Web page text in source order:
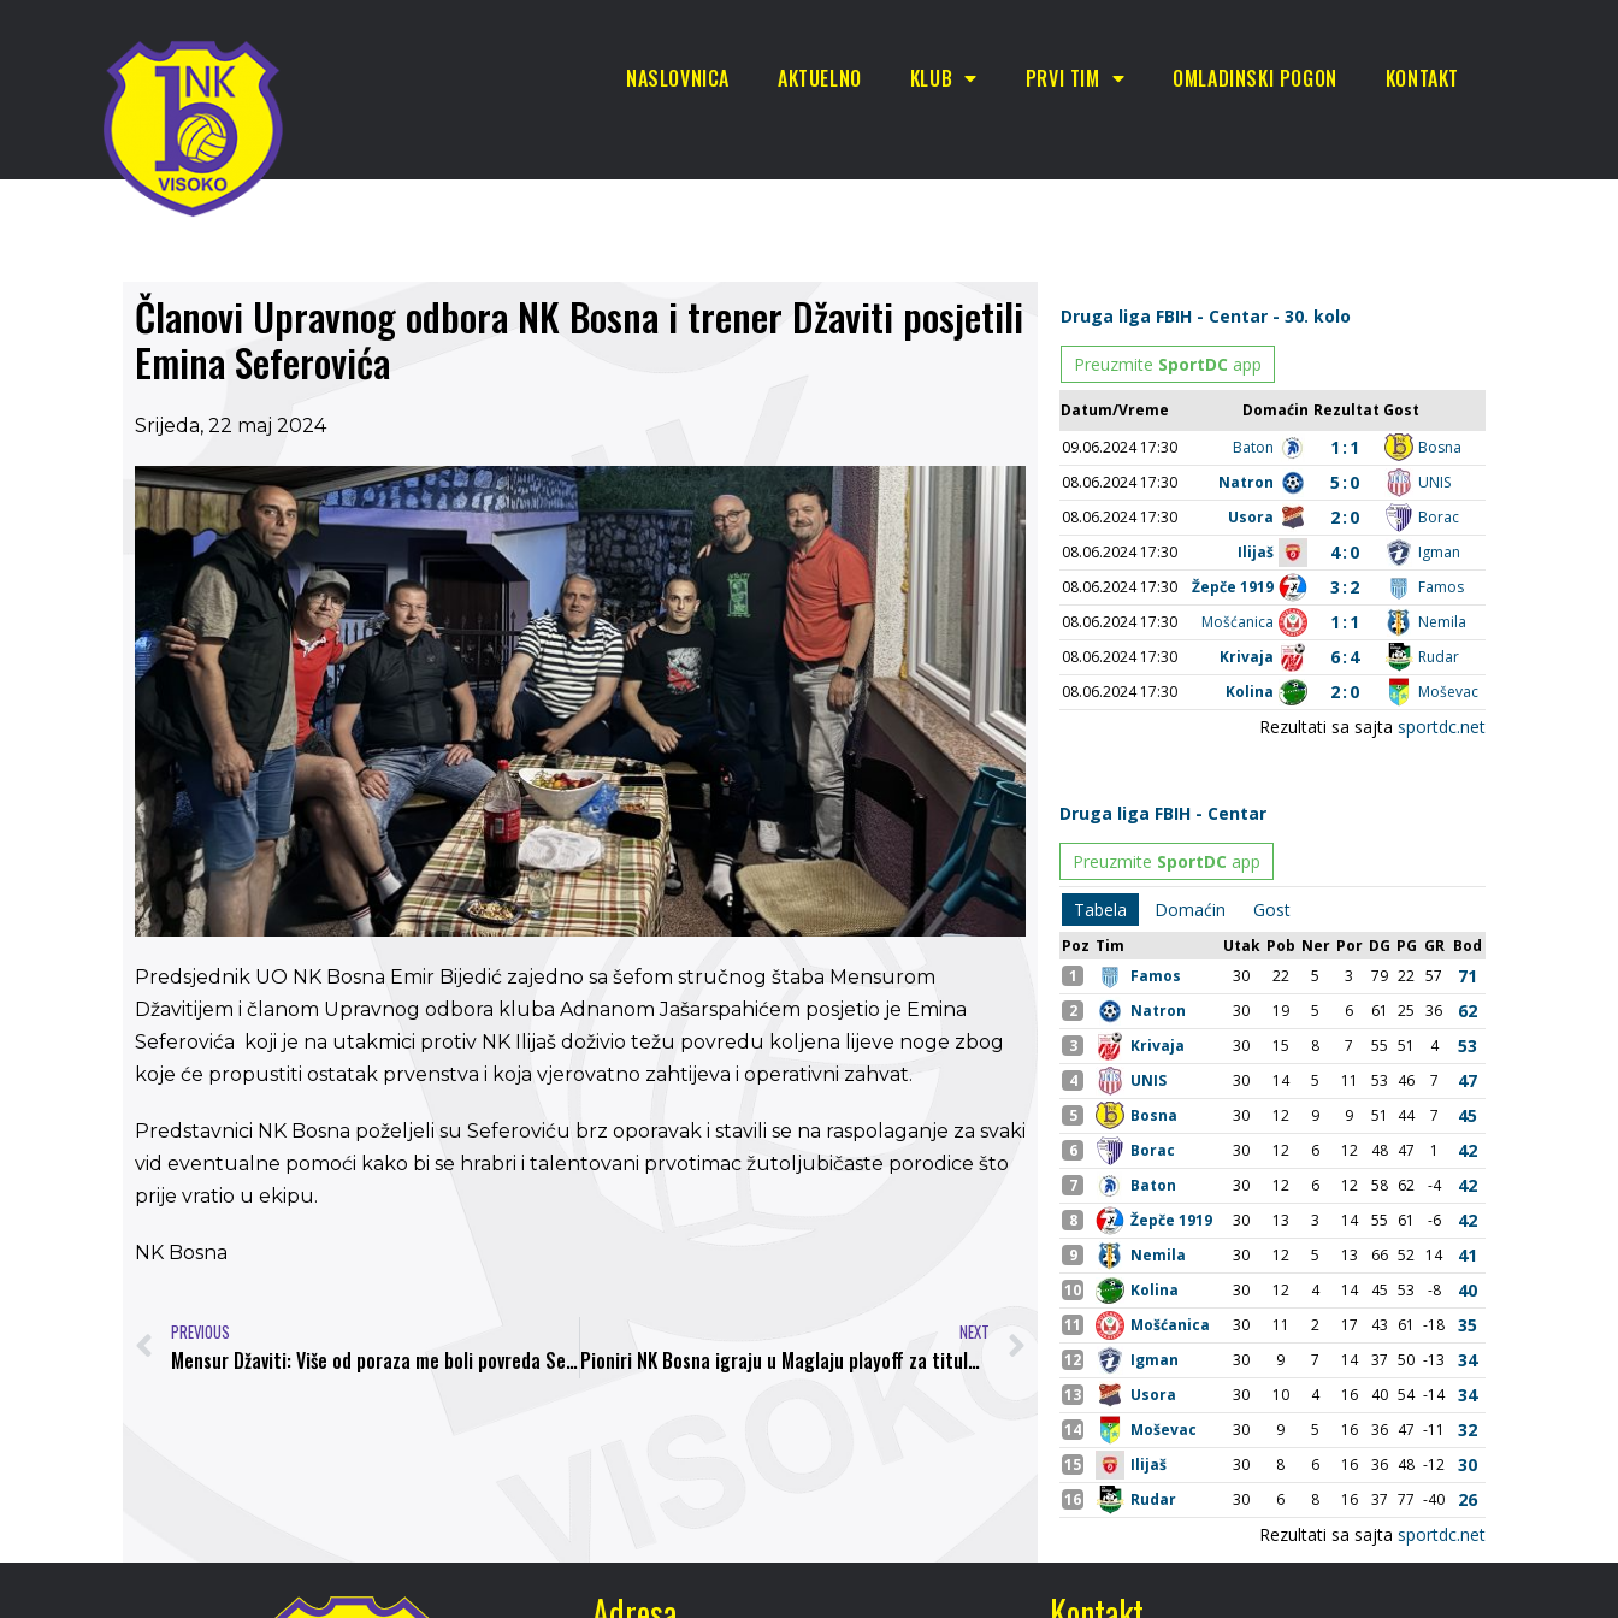
NASLOVNICA AKTUELNO KLUB PRVI TIM OMLADINSKI POGON KONTAKT
Članovi Upravnog odbora NK Bosna i trener Džaviti posjetili
Emina Seferovića
Srijeda, 22 maj 2024
Predsjednik UO NK Bosna Emir Bijedić zajedno sa šefom stručnog štaba Mensurom
Džavitijem i članom Upravnog odbora kluba Adnanom Jašarspahićem posjetio je Emina
Seferovića koji je na utakmici protiv NK Ilijaš doživio težu povredu koljena lijeve noge zbog
koje će propustiti ostatak prvenstva i koja vjerovatno zahtijeva i operativni zahvat.
Predstavnici NK Bosna poželjeli su Seferoviću brz oporavak i stavili se na raspolaganje za svaki
vid eventualne pomoći kako bi se hrabri i talentovani prvotimac žutoljubičaste porodice što
prije vratio u ekipu.
NK Bosna
PREVIOUS
Mensur Džaviti: Više od poraza me boli povreda Seferovića
NEXT
Pioniri NK Bosna igraju u Maglaju playoff za titulu prvaka